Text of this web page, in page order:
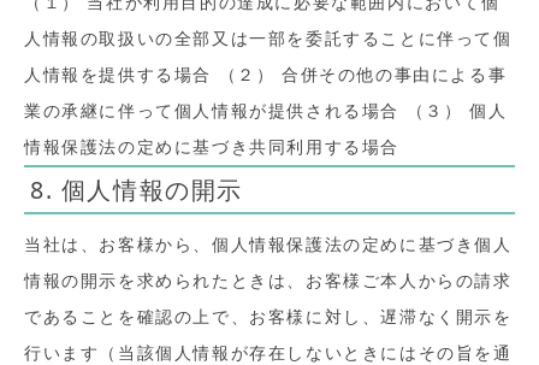
人情報の取扱いの全部又は一部を委託することに伴って個
人情報を提供する場合 （２） 合併その他の事由による事
業の承継に伴って個人情報が提供される場合 （３） 個人
情報保護法の定めに基づき共同利用する場合
8. 個人情報の開示
当社は、お客様から、個人情報保護法の定めに基づき個人
情報の開示を求められたときは、お客様ご本人からの請求
であることを確認の上で、お客様に対し、遅滞なく開示を
行います（当該個人情報が存在しないときにはその旨を通